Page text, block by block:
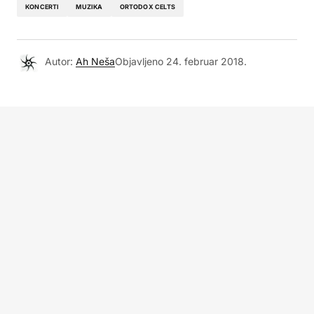
KONCERTI MUZIKA ORTODOX CELTS
Autor: Ah NešaObjavljeno 24. februar 2018.